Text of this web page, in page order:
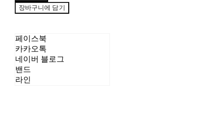
장바구니에 담기
페이스북
카카오톡
네이버 블로그
밴드
라인